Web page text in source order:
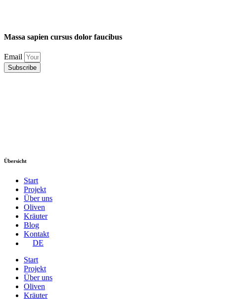
Massa sapien cursus dolor faucibus
Email
Subscribe
Übersicht
Start
Projekt
Über uns
Oliven
Kräuter
Blog
Kontakt
DE
Start
Projekt
Über uns
Oliven
Kräuter